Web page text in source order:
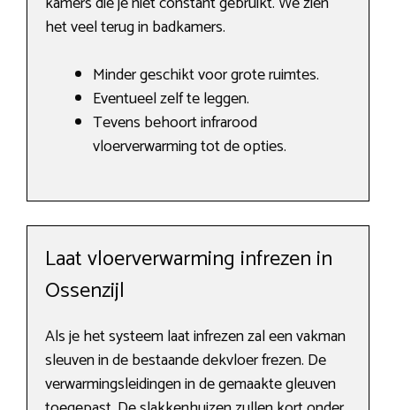
het veel terug in badkamers.
Minder geschikt voor grote ruimtes.
Eventueel zelf te leggen.
Tevens behoort infrarood
vloerverwarming tot de opties.
Laat vloerverwarming infrezen in
Ossenzijl
Als je het systeem laat infrezen zal een vakman
sleuven in de bestaande dekvloer frezen. De
verwarmingsleidingen in de gemaakte gleuven